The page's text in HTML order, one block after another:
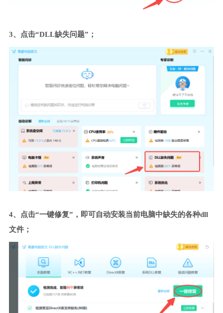
3、点击“DLL缺失问题”；
4、点击“一键修复”，即可自动安装当前电脑中缺失的各种dll
文件；